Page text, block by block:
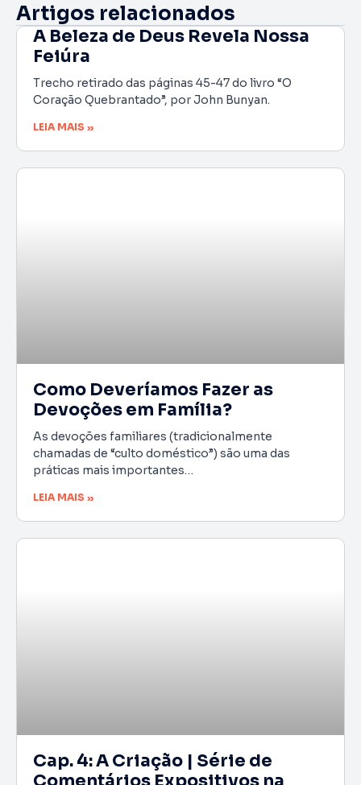
Artigos relacionados
A Beleza de Deus Revela Nossa
Feiúra
Trecho retirado das páginas 45-47 do livro “O
Coração Quebrantado”, por John Bunyan.
LEIA MAIS »
Como Deveríamos Fazer as
Devoções em Família?
As devoções familiares (tradicionalmente
chamadas de “culto doméstico”) são uma das
práticas mais importantes…
LEIA MAIS »
Cap. 4: A Criação | Série de